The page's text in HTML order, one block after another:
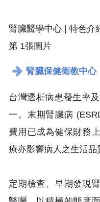
腎臟保健衛教中心
台灣透析病患發生率
一。末期腎臟病
費用已成為健保財務
療亦影響病人之生活品
定期檢查、早期發現